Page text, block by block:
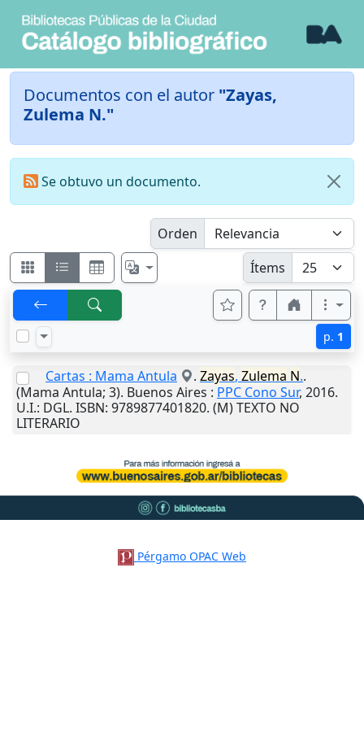
Documentos con el autor "Zayas,
Zulema N."
Se obtuvo un documento.
Orden
Ítems
p. 1
Cartas : Mama Antula . Zayas, Zulema N..
(Mama Antula; 3). Buenos Aires : PPC Cono Sur, 2016.
U.I.: DGL. ISBN: 9789877401820. (M) TEXTO NO
LITERARIO
Pérgamo OPAC Web